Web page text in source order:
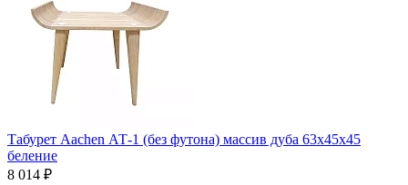
Табурет Aachen АТ-1 (без футона) массив дуба 63х45х45
беление
8 014 ₽